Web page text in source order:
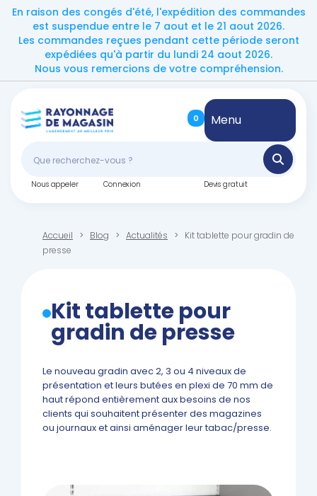
En raison des congés d'été, l'expédition des commandes
est suspendue entre le 7 aout et le 21 aout 2026.
Les commandes reçues pendant cette période seront
expédiées qu'à partir du lundi 24 aout 2026.
Nous vous remercions de votre compréhension.
0 Menu
Nous appeler Connexion Devis gratuit
Accueil Blog Actualités
Kit tablette pour gradin de
presse
Kit tablette pour
gradin de presse
Le nouveau gradin avec 2, 3 ou 4 niveaux de
présentation et leurs butées en plexi de 70 mm de
haut répond entièrement aux besoins de nos
clients qui souhaitent présenter des magazines
ou journaux et ainsi aménager leur tabac/presse.